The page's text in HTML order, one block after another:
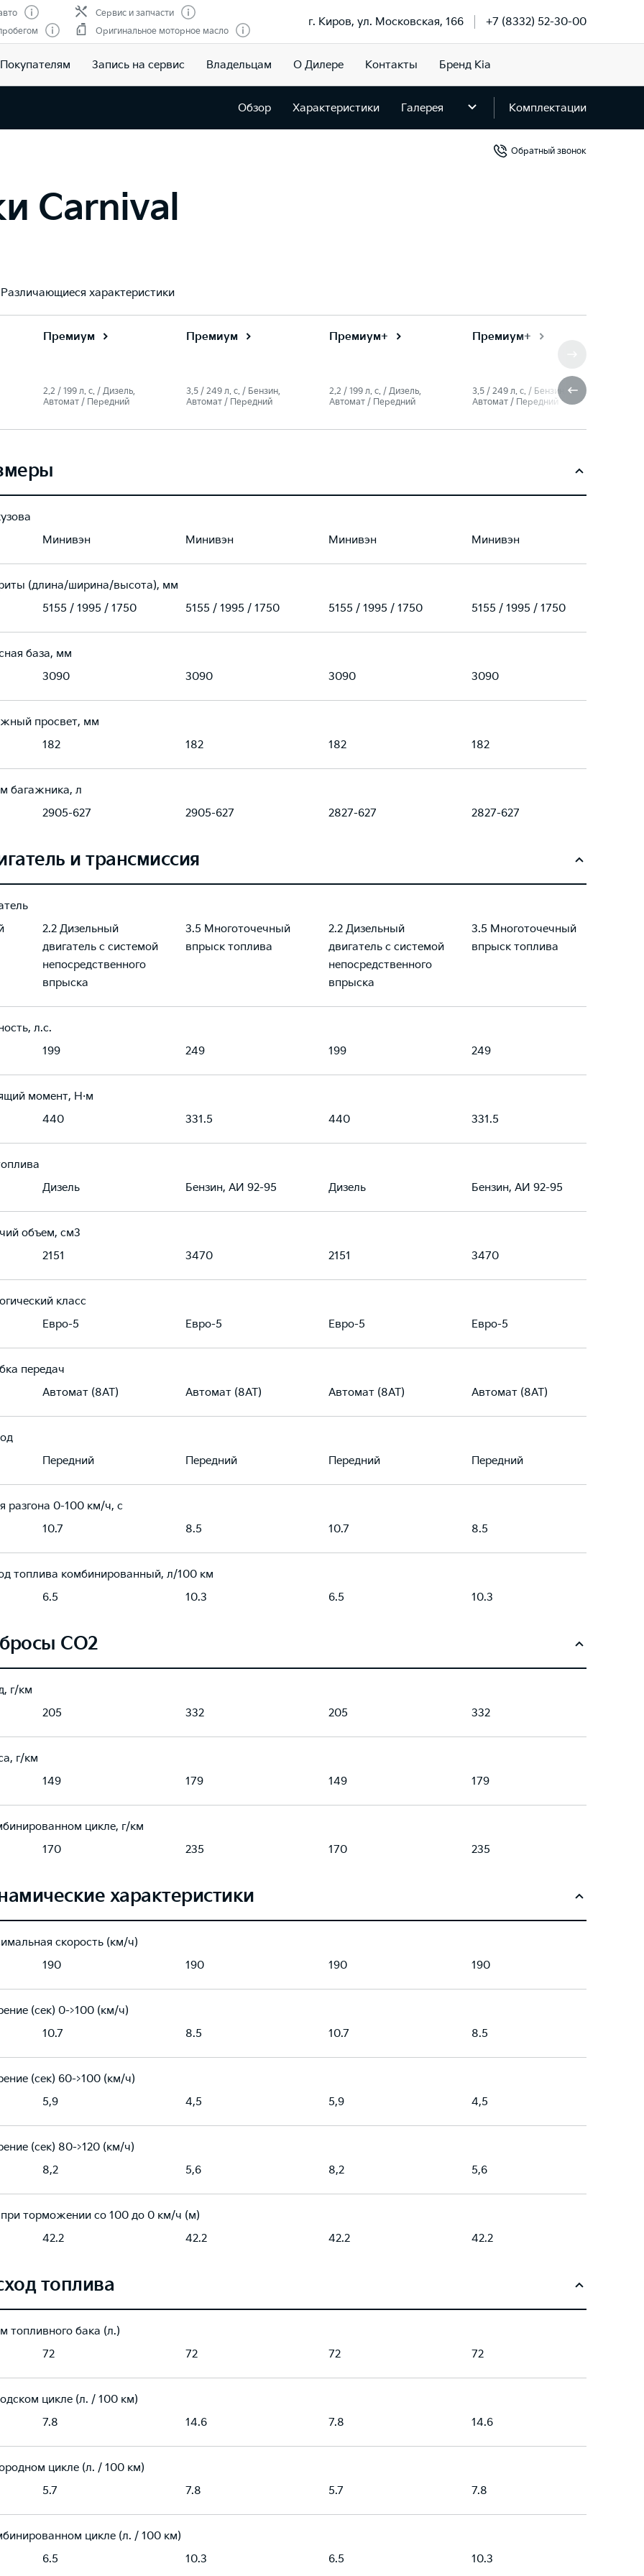
Сервис и запчасти
Оригинальное моторное масло
г. Киров, ул. Московская, 166 +7 (8332) 52-30-00
Покупателям Запись на сервис Владельцам О Дилере Контакты Бренд Kia
Обзор Характеристики Галерея Комплектации
Обратный звонок
Carnival
Различающиеся характеристики
Премиум
2.2 / 199 л. c. / Дизель,
Автомат / Передний
Премиум
3.5 / 249 л. c. / Бензин,
Автомат / Передний
Премиум+
2.2 / 199 л. c. / Дизель,
Автомат / Передний
Премиум+
3.5 / 249 л. c. / Бензин,
Автомат / Передний
Минивэн Минивэн Минивэн Минивэн
(длина/ширина/высота), мм
5155 / 1995 / 1750 5155 / 1995 / 1750 5155 / 1995 / 1750 5155 / 1995 / 1750
база, мм
3090 3090 3090 3090
просвет, мм
182 182 182 182
багажника, л
2905-627 2905-627 2827-627 2827-627
и трансмиссия
2.2 Дизельный
двигатель с системой
непосредственного
впрыска
3.5 Многоточечный
впрыск топлива
2.2 Дизельный
двигатель с системой
непосредственного
впрыска
3.5 Многоточечный
впрыск топлива
л.с.
199 249 199 249
момент, Н·м
440 331.5 440 331.5
Дизель Бензин, АИ 92-95 Дизель Бензин, АИ 92-95
объем, см3
2151 3470 2151 3470
класс
Евро-5 Евро-5 Евро-5 Евро-5
передач
Автомат (8AT) Автомат (8AT) Автомат (8AT) Автомат (8AT)
Передний Передний Передний Передний
разгона 0-100 км/ч, с
10.7 8.5 10.7 8.5
топлива комбинированный, л/100 км
6.5 10.3 6.5 10.3
CO2
г/км
205 332 205 332
г/км
149 179 149 179
цикле, г/км
170 235 170 235
характеристики
скорость (км/ч)
190 190 190 190
(сек) 0->100 (км/ч)
10.7 8.5 10.7 8.5
(сек) 60->100 (км/ч)
5,9 4,5 5,9 4,5
(сек) 80->120 (км/ч)
8,2 5,6 8,2 5,6
торможении со 100 до 0 км/ч (м)
42.2 42.2 42.2 42.2
топлива
топливного бака (л.)
72 72 72 72
цикле (л. / 100 км)
7.8 14.6 7.8 14.6
цикле (л. / 100 км)
5.7 7.8 5.7 7.8
цикле (л. / 100 км)
6.5 10.3 6.5 10.3